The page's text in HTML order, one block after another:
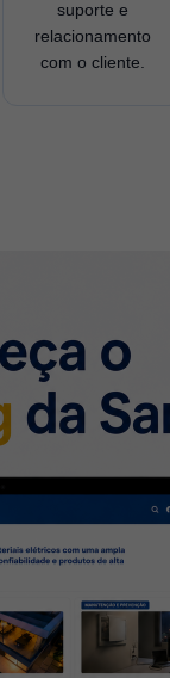
suporte e
relacionamento
com o cliente.